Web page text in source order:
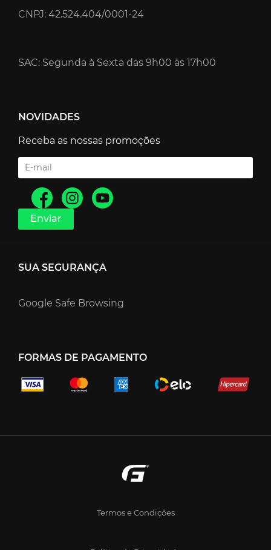
CNPJ: 42.524.404/0001-24
SAC: Segunda à Sexta das 9h00 às 17h00
NOVIDADES
Receba as nossas promoções
SUA SEGURANÇA
Google Safe Browsing
FORMAS DE PAGAMENTO
Termos e Condições